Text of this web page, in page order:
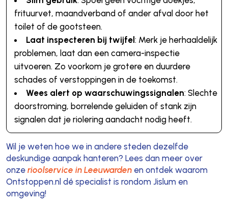
frituurvet, maandverband of ander afval door het
toilet of de gootsteen.
Laat inspecteren bij twijfel: Merk je herhaaldelijk
problemen, laat dan een camera-inspectie
uitvoeren. Zo voorkom je grotere en duurdere
schades of verstoppingen in de toekomst.
Wees alert op waarschuwingssignalen: Slechte
doorstroming, borrelende geluiden of stank zijn
signalen dat je riolering aandacht nodig heeft.
Wil je weten hoe we in andere steden dezelfde
deskundige aanpak hanteren? Lees dan meer over
onze rioolservice in Leeuwardenen ontdek waarom
Ontstoppen.nl dé specialist is rondom Jislum en
omgeving!